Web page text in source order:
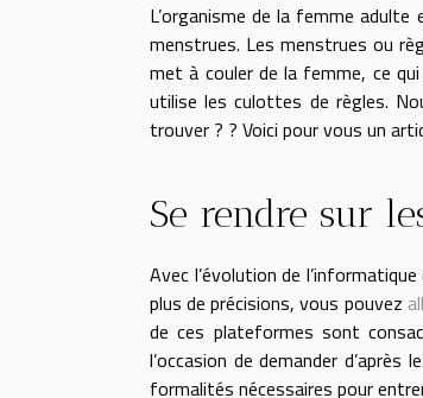
L’organisme de la femme
menstrues. Les menstrues ou
met à couler de la femme, ce
utilise les culottes de règles.
trouver ? ? Voici pour vous un
Se rendre sur
Avec l’évolution de
plus de précisions, vous pouvez
de ces plateformes sont
l’occasion de demander
formalités nécessaires pour